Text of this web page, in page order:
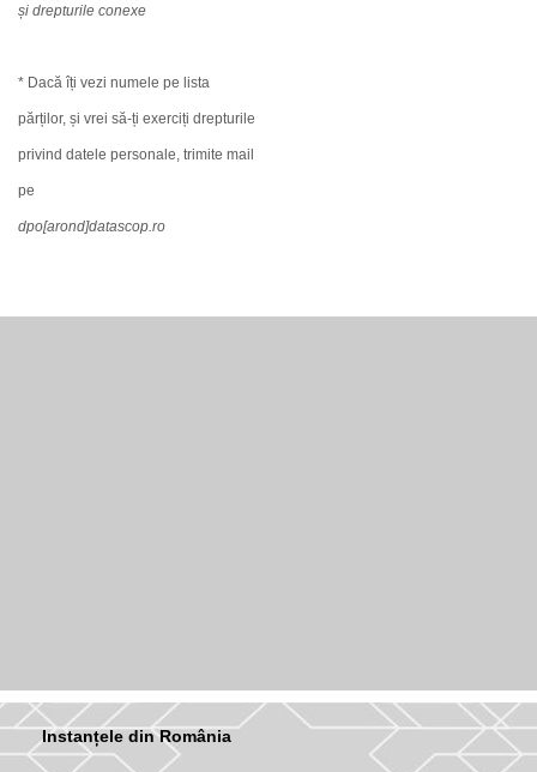
și drepturile conexe
* Dacă îți vezi numele pe lista
părților, și vrei să-ți exerciți drepturile
privind datele personale, trimite mail
pe
dpo[arond]datascop.ro
Instanțele din România